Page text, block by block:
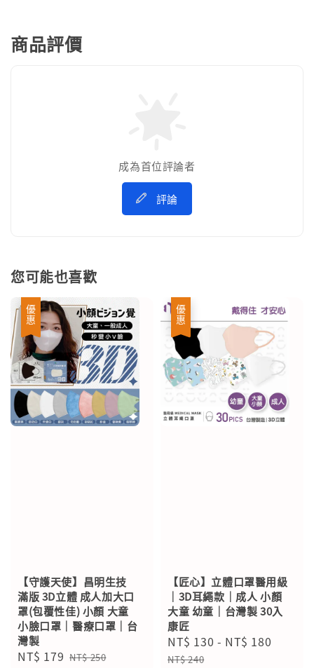
商品評價
成為首位評論者
評論
您可能也喜歡
優惠
【守護天使】昌明生技
滿版 3D立體 成人加大口
罩(包覆性佳) 小顏 大童
小臉口罩｜醫療口罩｜台
灣製
Sale
NT$ 179 Regular
NT$ 250
優惠
【匠心】立體口罩醫用級
｜3D耳繩款｜成人 小顏
大童 幼童｜台灣製 30入
康匠
Sale
price
NT$ 130 - NT$ 180
NT$ 240